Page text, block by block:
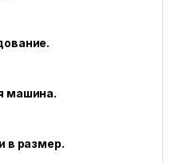
машина.
в размер.